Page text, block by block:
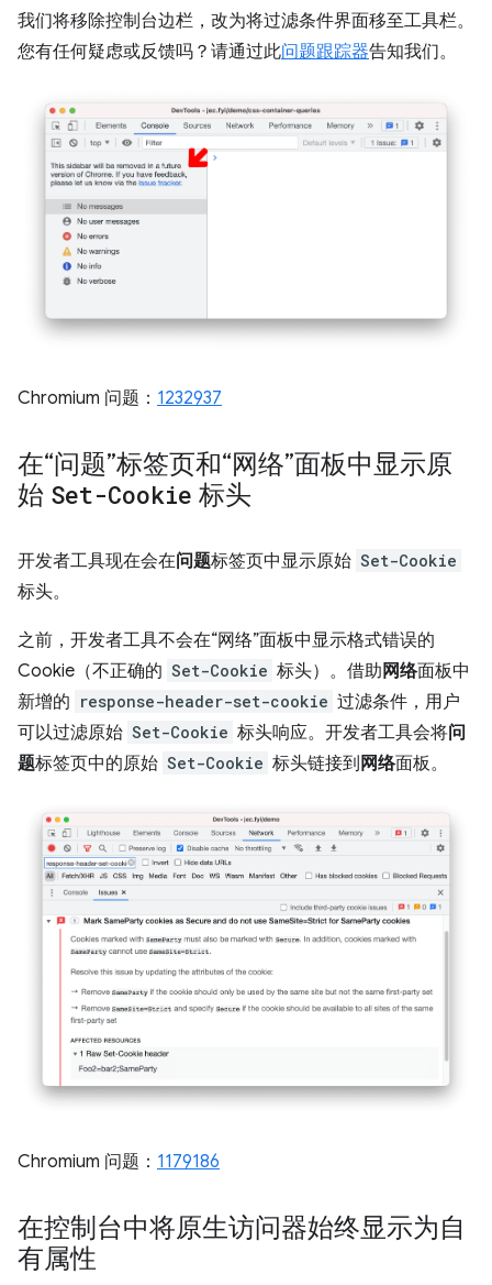
我们将移除控制台边栏，改为将过滤条件界面移至工具栏。
您有任何疑虑或反馈吗？请通过此问题跟踪器告知我们。
Chromium 问题： 1232937
在“问题”标签页和“网络”面板中显示原
始 Set-Cookie 标头
开发者工具现在会在问题标签页中显示原始 Set-Cookie
标头。
之前，开发者工具不会在“网络”面板中显示格式错误的
Cookie（不正确的 Set-Cookie 标头）。借助 网络面板中
新增的 response-header-set-cookie 过滤条件，用户
可以过滤原始 Set-Cookie 标头响应。开发者工具会将问
题标签页中的原始 Set-Cookie 标头链接到 网络面板。
Chromium 问题： 1179186
在控制台中将原生访问器始终显示为自
有属性